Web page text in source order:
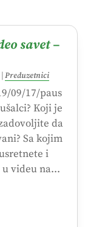
savet –
Preduzetnici
09/17/paus
Koji je
da
Sa kojim
i
videu na...